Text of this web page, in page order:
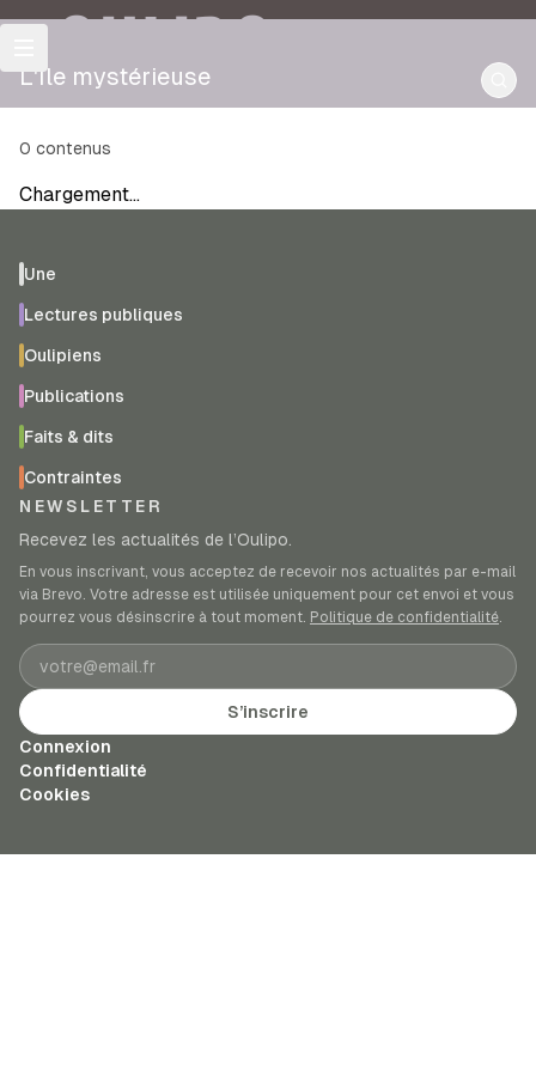
OULIPO
L'Île mystérieuse
0 contenus
Chargement…
Une
Lectures publiques
Oulipiens
Publications
Faits & dits
Contraintes
NEWSLETTER
Recevez les actualités de l’Oulipo.
En vous inscrivant, vous acceptez de recevoir nos actualités par e-mail
via Brevo. Votre adresse est utilisée uniquement pour cet envoi et vous
pourrez vous désinscrire à tout moment. Politique de confidentialité.
Adresse e-mail
S’inscrire
Connexion
Confidentialité
Cookies